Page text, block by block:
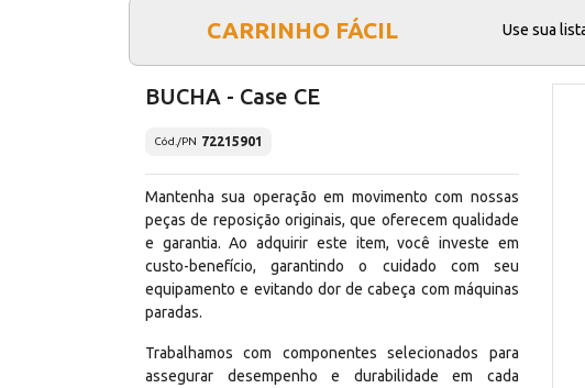
CARRINHO FÁCIL Use sua
BUCHA - Case CE
Cód./PN 72215901
Mantenha sua operação em movimento com nossas
peças de reposição originais, que oferecem qualidade
e garantia. Ao adquirir este item, você investe em
custo-benefício, garantindo o cuidado com seu
equipamento e evitando dor de cabeça com máquinas
paradas.
Trabalhamos com componentes selecionados para
assegurar desempenho e durabilidade em cada